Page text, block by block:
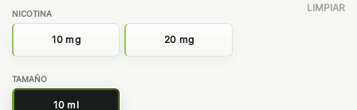
NICOTINA
10 mg 20 mg
TAMAÑO
10 ml
LIMPIAR